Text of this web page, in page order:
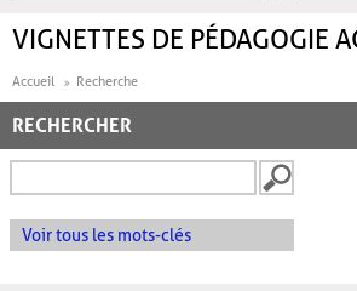
VIGNETTES DE PÉDAGOGIE
Accueil Recherche
RECHERCHER
Voir tous les mots-clés